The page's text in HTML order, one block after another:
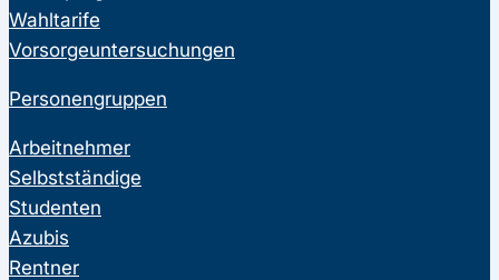
Wahltarife
Vorsorgeuntersuchungen
Personengruppen
Arbeitnehmer
Selbstständige
Studenten
Azubis
Rentner